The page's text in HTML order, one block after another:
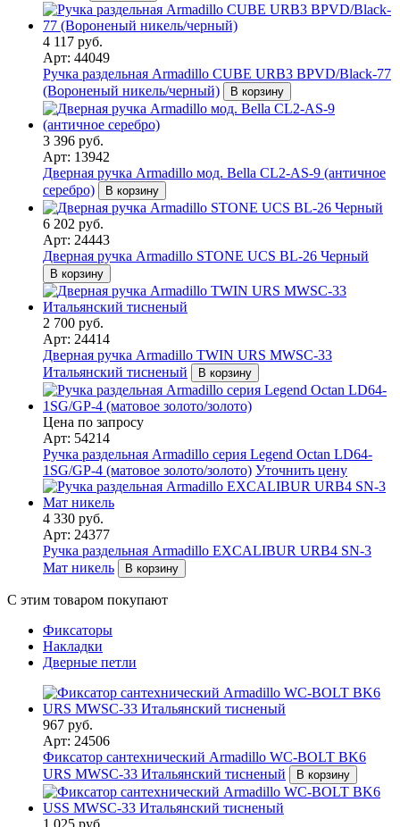
4 117 руб.
Арт: 44049
Ручка раздельная Armadillo CUBE URB3 BPVD/Black-77
(Вороненый никель/черный)
В корзину
3 396 руб.
Арт: 13942
Дверная ручка Armadillo мод. Bella CL2-AS-9 (античное
серебро)
В корзину
6 202 руб.
Арт: 24443
Дверная ручка Armadillo STONE UCS BL-26 Черный
В корзину
2 700 руб.
Арт: 24414
Дверная ручка Armadillo TWIN URS MWSC-33
Итальянский тисненый
В корзину
Цена по запросу
Арт: 54214
Ручка раздельная Armadillo серия Legend Octan LD64-
1SG/GP-4 (матовое золото/золото) Уточнить цену
4 330 руб.
Арт: 24377
Ручка раздельная Armadillo EXCALIBUR URB4 SN-3
Мат никель
В корзину
С этим товаром покупают
Фиксаторы
Накладки
Дверные петли
967 руб.
Арт: 24506
Фиксатор сантехнический Armadillo WC-BOLT BK6
URS MWSC-33 Итальянский тисненый
В корзину
1 025 руб.